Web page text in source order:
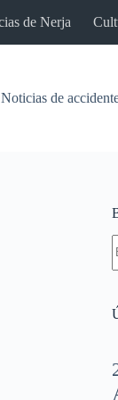
de Nerja
Noticias de